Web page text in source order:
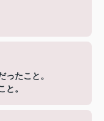
ったこと。
と。